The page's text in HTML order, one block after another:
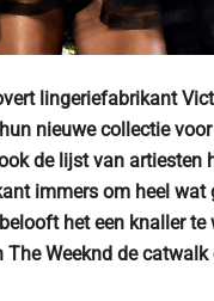
lingeriefabrikant
nieuwe collectie
de lijst van artiesten
immers om heel
het een knaller
Weeknd de